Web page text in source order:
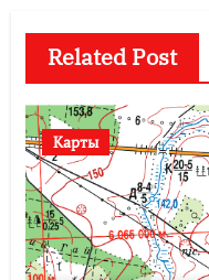
Related Post
Карты